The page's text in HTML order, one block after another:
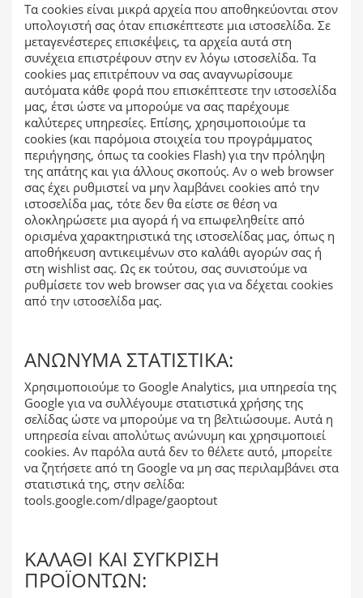
Τα cookies είναι μικρά αρχεία που αποθηκεύονται στον
υπολογιστή σας όταν επισκέπτεστε μια ιστοσελίδα. Σε
μεταγενέστερες επισκέψεις, τα αρχεία αυτά στη
συνέχεια επιστρέφουν στην εν λόγω ιστοσελίδα. Τα
cookies μας επιτρέπουν να σας αναγνωρίσουμε
αυτόματα κάθε φορά που επισκέπτεστε την ιστοσελίδα
μας, έτσι ώστε να μπορούμε να σας παρέχουμε
καλύτερες υπηρεσίες. Επίσης, χρησιμοποιούμε τα
cookies (και παρόμοια στοιχεία του προγράμματος
περιήγησης, όπως τα cookies Flash) για την πρόληψη
της απάτης και για άλλους σκοπούς. Αν ο web browser
σας έχει ρυθμιστεί να μην λαμβάνει cookies από την
ιστοσελίδα μας, τότε δεν θα είστε σε θέση να
ολοκληρώσετε μια αγορά ή να επωφεληθείτε από
ορισμένα χαρακτηριστικά της ιστοσελίδας μας, όπως η
αποθήκευση αντικειμένων στο καλάθι αγορών σας ή
στη wishlist σας. Ως εκ τούτου, σας συνιστούμε να
ρυθμίσετε τον web browser σας για να δέχεται cookies
από την ιστοσελίδα μας.
ΑΝΏΝΥΜΑ ΣΤΑΤΙΣΤΙΚΆ:
Χρησιμοποιούμε το Google Analytics, μια υπηρεσία της
Google για να συλλέγουμε στατιστικά χρήσης της
σελίδας ώστε να μπορούμε να τη βελτιώσουμε. Αυτά η
υπηρεσία είναι απολύτως ανώνυμη και χρησιμοποιεί
cookies. Αν παρόλα αυτά δεν το θέλετε αυτό, μπορείτε
να ζητήσετε από τη Google να μη σας περιλαμβάνει στα
στατιστικά της, στην σελίδα:
tools.google.com/dlpage/gaoptout
ΚΑΛΆΘΙ ΚΑΙ ΣΎΓΚΡΙΣΗ
ΠΡΟΪΌΝΤΩΝ: